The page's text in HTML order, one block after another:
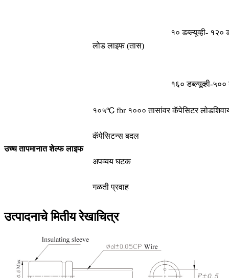
लोड लाइफ (तास)
१० डब्ल्यूव्ही- १२०
१६० डब्ल्यूव्ही-५००
उच्च तापमानात शेल्फ लाइफ
१०५℃ fbr १००० तासांवर कॅपेसिटर
कॅपेसिटन्स बदल
अपव्यय घटक
गळती प्रवाह
उत्पादनाचे मितीय रेखाचित्र